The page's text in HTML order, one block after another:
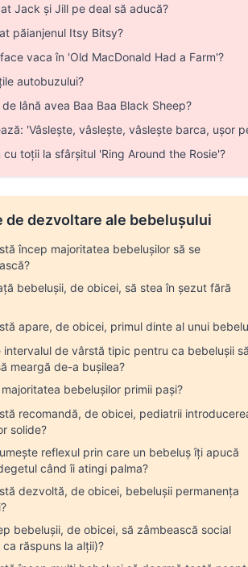
Jack și Jill pe deal să aducă?
păianjenul Itsy Bitsy?
vaca în 'Old MacDonald Had a Farm'?
autobuzului?
lână avea Baa Baa Black Sheep?
'Vâslește, vâslește, vâslește barca, ușor
cu toții la sfârșitul 'Ring Around the Rosie'?
de dezvoltare ale bebelușului
încep majoritatea bebelușilor să se
bebelușii, de obicei, să stea în șezut fără
apare, de obicei, primul dinte al unui
intervalul de vârstă tipic pentru ca bebelușii să
meargă de-a bușilea?
bebelușilor primii pași?
recomandă, de obicei, pediatrii
solide?
reflexul prin care un bebeluș îți apucă
când îi atingi palma?
dezvoltă, de obicei, bebelușii permanența
bebelușii, de obicei, să zâmbească social
răspuns la alții)?